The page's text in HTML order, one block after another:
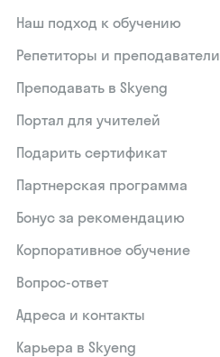
Наш подход к обучению
Репетиторы и преподаватели
Преподавать в Skyeng
Портал для учителей
Подарить сертификат
Партнерская программа
Бонус за рекомендацию
Корпоративное обучение
Вопрос-ответ
Адреса и контакты
Карьера в Skyeng